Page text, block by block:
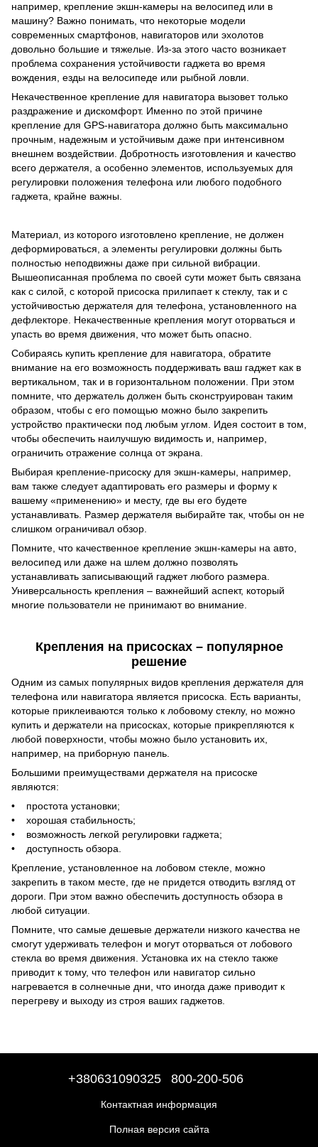
например, крепление экшн-камеры на велосипед или в
машину? Важно понимать, что некоторые модели
современных смартфонов, навигаторов или эхолотов
довольно большие и тяжелые. Из-за этого часто возникает
проблема сохранения устойчивости гаджета во время
вождения, езды на велосипеде или рыбной ловли.
Некачественное крепление для навигатора вызовет только
раздражение и дискомфорт. Именно по этой причине
крепление для GPS-навигатора должно быть максимально
прочным, надежным и устойчивым даже при интенсивном
внешнем воздействии. Добротность изготовления и качество
всего держателя, а особенно элементов, используемых для
регулировки положения телефона или любого подобного
гаджета, крайне важны.
Материал, из которого изготовлено крепление, не должен
деформироваться, а элементы регулировки должны быть
полностью неподвижны даже при сильной вибрации.
Вышеописанная проблема по своей сути может быть связана
как с силой, с которой присоска прилипает к стеклу, так и с
устойчивостью держателя для телефона, установленного на
дефлекторе. Некачественные крепления могут оторваться и
упасть во время движения, что может быть опасно.
Собираясь купить крепление для навигатора, обратите
внимание на его возможность поддерживать ваш гаджет как в
вертикальном, так и в горизонтальном положении. При этом
помните, что держатель должен быть сконструирован таким
образом, чтобы с его помощью можно было закрепить
устройство практически под любым углом. Идея состоит в том,
чтобы обеспечить наилучшую видимость и, например,
ограничить отражение солнца от экрана.
Выбирая крепление-присоску для экшн-камеры, например,
вам также следует адаптировать его размеры и форму к
вашему «применению» и месту, где вы его будете
устанавливать. Размер держателя выбирайте так, чтобы он не
слишком ограничивал обзор.
Помните, что качественное крепление экшн-камеры на авто,
велосипед или даже на шлем должно позволять
устанавливать записывающий гаджет любого размера.
Универсальность крепления – важнейший аспект, который
многие пользователи не принимают во внимание.
Крепления на присосках – популярное
решение
Одним из самых популярных видов крепления держателя для
телефона или навигатора является присоска. Есть варианты,
которые приклеиваются только к лобовому стеклу, но можно
купить и держатели на присосках, которые прикрепляются к
любой поверхности, чтобы можно было установить их,
например, на приборную панель.
Большими преимуществами держателя на присоске
являются:
• простота установки;
• хорошая стабильность;
• возможность легкой регулировки гаджета;
• доступность обзора.
Крепление, установленное на лобовом стекле, можно
закрепить в таком месте, где не придется отводить взгляд от
дороги. При этом важно обеспечить доступность обзора в
любой ситуации.
Помните, что самые дешевые держатели низкого качества не
смогут удерживать телефон и могут оторваться от лобового
стекла во время движения. Установка их на стекло также
приводит к тому, что телефон или навигатор сильно
нагревается в солнечные дни, что иногда даже приводит к
перегреву и выходу из строя ваших гаджетов.
+380631090325 800-200-506
Контактная информация
Полная версия сайта